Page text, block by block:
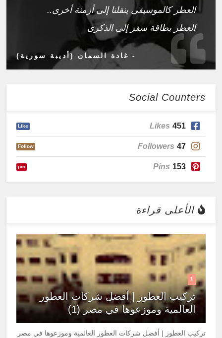
العطر كالموسيقى ينقلنا إلى أزمنة أخرى..
العطر بطاقة سفر إلى الذكرى
- غادة السمان (أديبة سورية)
Social Counters
451
Likes
Like
47
Followers
Follow
153
Pins
pin
الأعلى قراءة
1
تركيب العطور | أفضل شركات العطور
العالمية وموزعوها في مصر (1)
تركيب العطور | أفضل شركات العطور العالمية وموزعوها في مصر